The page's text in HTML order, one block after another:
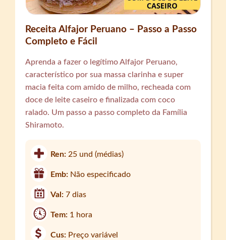
Receita Alfajor Peruano – Passo a Passo
Completo e Fácil
Aprenda a fazer o legítimo Alfajor Peruano,
característico por sua massa clarinha e super
macia feita com amido de milho, recheada com
doce de leite caseiro e finalizada com coco
ralado. Um passo a passo completo da Família
Shiramoto.
Ren:25 und (médias)
Emb: Não especificado
Val:7 dias
Tem: 1 hora
Cus: Preço variável